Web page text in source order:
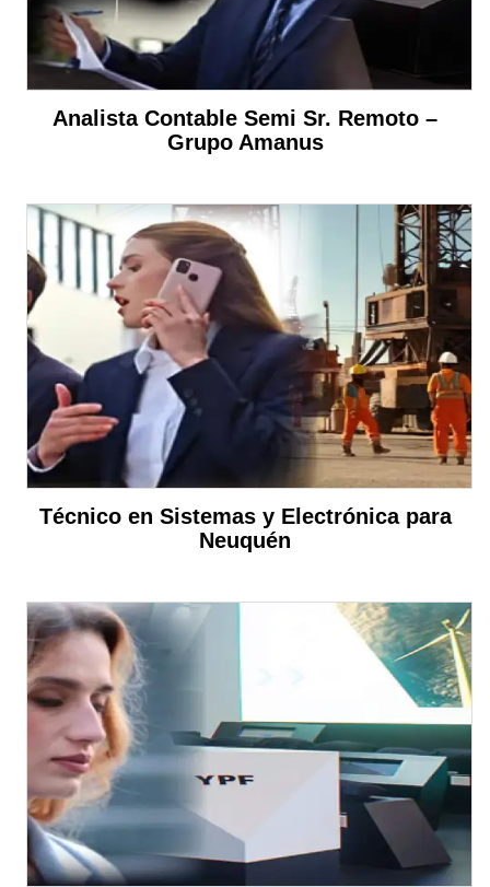
Analista Contable Semi Sr. Remoto –
Grupo Amanus
Técnico en Sistemas y Electrónica para
Neuquén